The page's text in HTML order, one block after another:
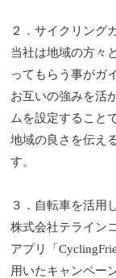
２．サイクリング
当社は地域の方々
ってもらう事がガ
お互いの強みを活
ムを設定すること
地域の良さを伝え
す。
３．自転車を活用
株式会社テライン
アプリ「
用いたキャンペー